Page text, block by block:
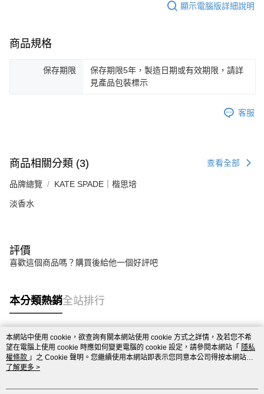
顯示電腦版詳細說明
商品規格
保存期限
保存期限5年，製造日期或有效期限，請詳
見產品包裝標示
客服
商品相關分類 (3) 查看全部
品牌總覽 KATE SPADE｜楷思培
淡香水
評價
喜歡這個商品嗎？購買後給他一個好評吧
本分類熱銷全站排行
熱門標籤
本網站中使用 cookie，欲查詢有關本網站使用 cookie 方式之詳情，及若您不希
望在電腦上使用 cookie 時應如何變更電腦的 cookie 設定，請參閱本網站「 隱私
權條款 」之 Cookie 聲明。您繼續使用本網站即表示您同意本公司得按本網站使
用條款之 Cookie 聲明使用 cookie。
了解更多 >